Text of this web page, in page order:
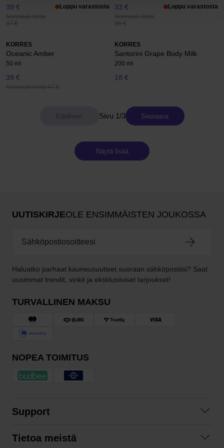
39 €
Normaali hinta
47 €
Loppu varastosta 33 €
Normaali hinta
36 €
Loppu varastosta
KORRES
Oceanic Amber
50 ml
39 €
Normaali hinta 47 €
KORRES
Santorini Grape Body Milk
200 ml
18 €
Sivu 1/3 Seuraava
Näytä lisää
UUTISKIRJEOLE ENSIMMÄISTEN JOUKOSSA
Haluatko parhaat kauneusuutiset suoraan sähköpostiisi? Saat
uusimmat trendit, vinkit ja eksklusiiviset tarjoukset!
TURVALLINEN MAKSU
NOPEA TOIMITUS
Support
Tietoa meistä